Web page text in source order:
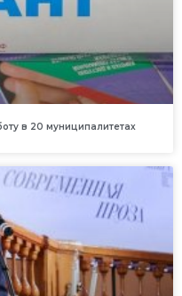
в 20 муниципалитетах